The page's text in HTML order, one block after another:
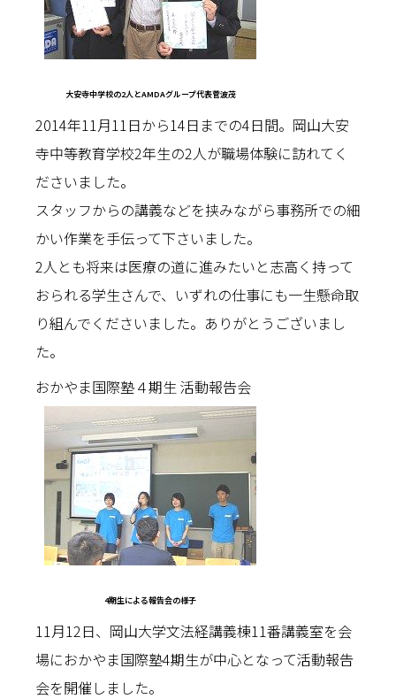
大安寺中学校の2人とAMDAグループ代表菅波茂
2014年11月11日から14日までの4日間。岡山大安
寺中等教育学校2年生の2人が職場体験に訪れてく
ださいました。
スタッフからの講義などを挟みながら事務所での細
かい作業を手伝って下さいました。
2人とも将来は医療の道に進みたいと志高く持って
おられる学生さんで、いずれの仕事にも一生懸命取
り組んでくださいました。ありがとうございまし
た。
おかやま国際塾４期生 活動報告会
4期生による報告会の様子
11月12日、岡山大学文法経講義棟11番講義室を会
場におかやま国際塾4期生が中心となって活動報告
会を開催しました。